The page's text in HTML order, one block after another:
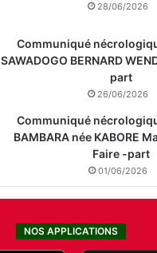
28/06/2026
Communiqué
SAWADOGO BERNARD
part
26/06/2026
Communiqué
BAMBARA née KABORE
Faire -part
01/06/2026
NOS APPLICATIONS